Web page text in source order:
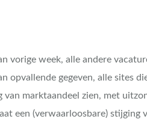
vorige week, alle andere
opvallende gegeven, alle sites
van marktaandeel zien, met
een (verwaarloosbare) stijging